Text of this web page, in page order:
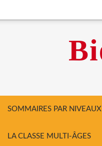
SOMMAIRES PAR NIVEAUX
LA CLASSE MULTI-ÂGES